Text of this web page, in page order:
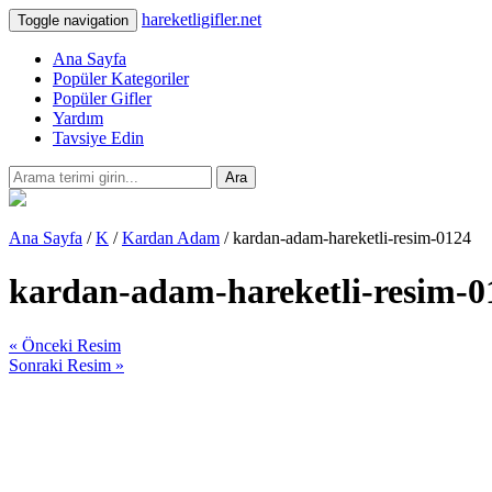
Toggle navigation hareketligifler.net
Ana Sayfa
Popüler Kategoriler
Popüler Gifler
Yardım
Tavsiye Edin
Ara
Ana Sayfa /K /Kardan Adam / kardan-adam-hareketli-resim-0124
kardan-adam-hareketli-resim-
« Önceki Resim
Sonraki Resim »